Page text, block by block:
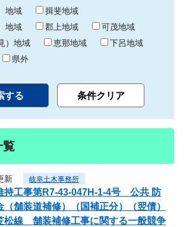
地域
揖斐地域
地域
郡上地域
可茂地域
）地域
恵那地域
下呂地域
県外
覧
新 岐阜土木事務所
持工事第R7-43-047H-1-4号 公共 防
（舗装道補修）（国補正分）（翌債）
松線 舗装補修工事に関する一般競争